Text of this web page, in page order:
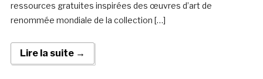
ressources gratuites inspirées des œuvres d’art de
renommée mondiale de la collection […]
Lire la suite →